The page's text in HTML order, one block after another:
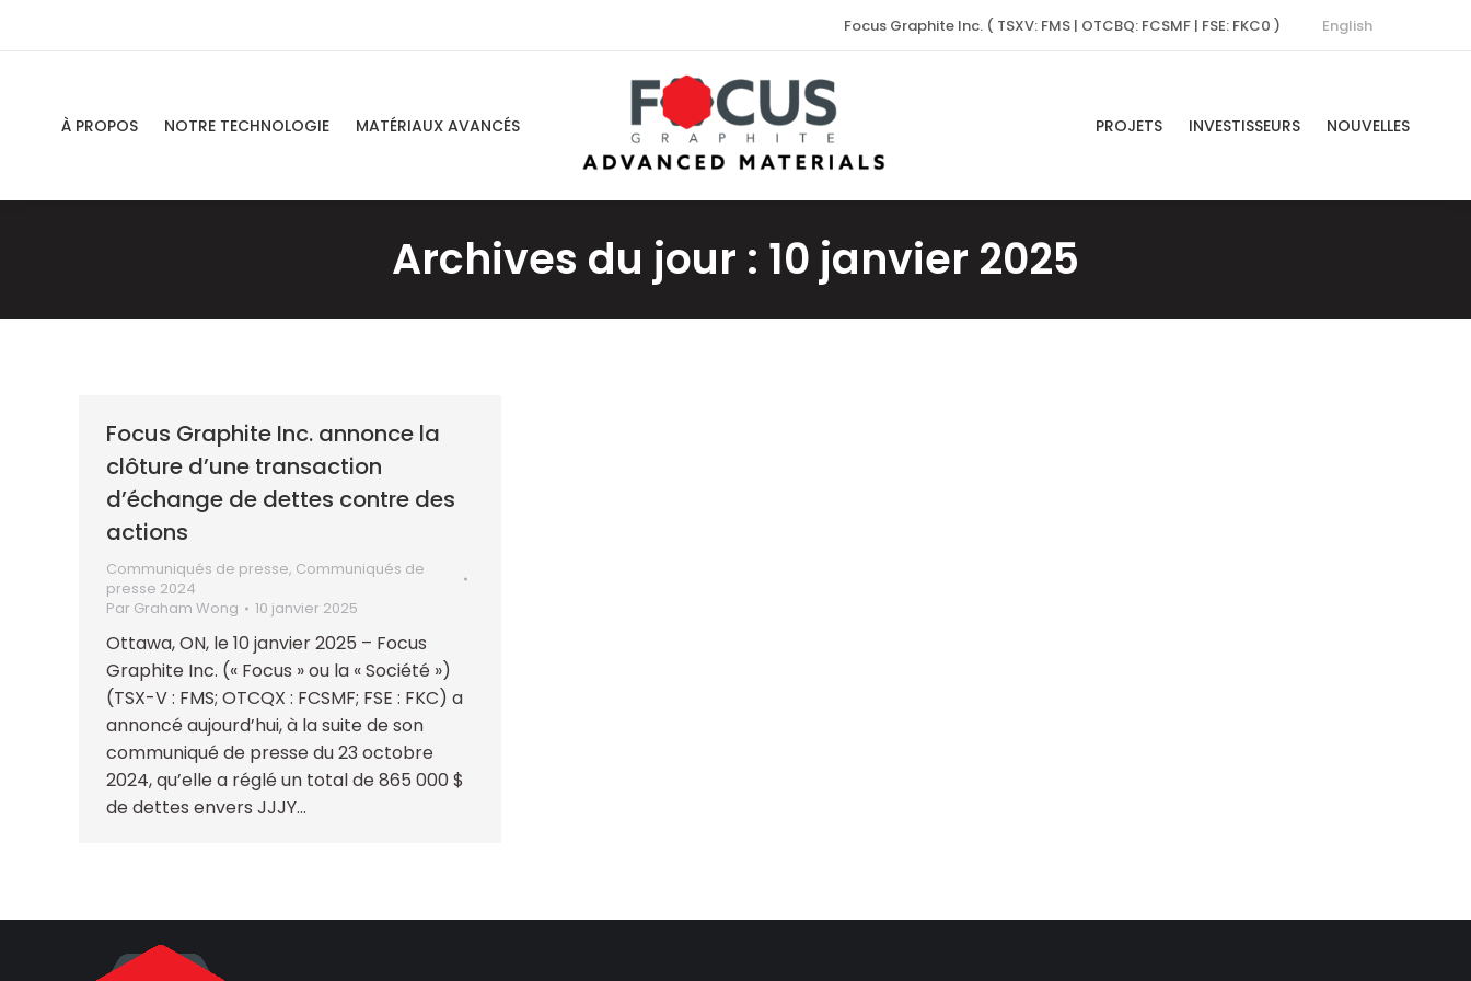
Focus Graphite Inc. ( TSXV: FMS | OTCBQ: FCSMF | FSE: FKC0 ) English
À PROPOS NOTRE TECHNOLOGIE MATÉRIAUX AVANCÉS PROJETS INVESTISSEURS NOUVELLES
Archives du jour : 10 janvier 2025
Focus Graphite Inc. annonce la
clôture d’une transaction
d’échange de dettes contre des
actions
Communiqués de presse, Communiqués de
presse 2024
Par Graham Wong 10 janvier 2025
Ottawa, ON, le 10 janvier 2025 – Focus
Graphite Inc. (« Focus » ou la « Société »)
(TSX-V : FMS; OTCQX : FCSMF; FSE : FKC) a
annoncé aujourd’hui, à la suite de son
communiqué de presse du 23 octobre
2024, qu’elle a réglé un total de 865 000 $
de dettes envers JJJY…